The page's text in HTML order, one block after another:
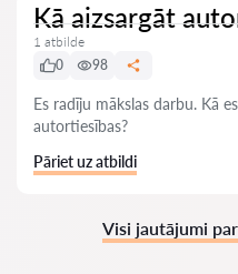
Kā aizsargāt
1 atbilde
0
98
Es radīju mākslas darbu. Kā
autortiesības?
Pāriet uz atbildi
Visi jautājumi